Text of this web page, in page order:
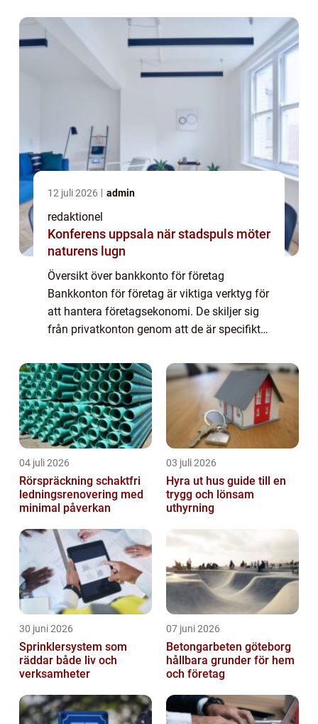
ge...
12 juli 2026 admin
redaktionel
Konferens uppsala när stadspuls möter
naturens lugn
Översikt över bankkonto för företag
Bankkonton för företag är viktiga verktyg för
att hantera företagsekonomi. De skiljer sig
från privatkonton genom att de är specifikt
företagare och deras företag. Dessa konton
ge...
04 juli 2026
Rörspräckning schaktfri
ledningsrenovering med
minimal påverkan
03 juli 2026
Hyra ut hus guide till en
trygg och lönsam
uthyrning
30 juni 2026
Sprinklersystem som
räddar både liv och
verksamheter
07 juni 2026
Betongarbeten göteborg
hållbara grunder för hem
och företag